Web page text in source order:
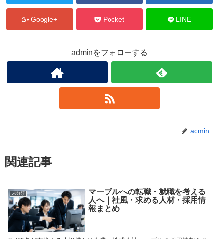
Google+ Pocket LINE
adminをフォローする
admin
関連記事
未分類
マーブルへの転職・就職を考える
人へ｜社風・求める人材・採用情
報まとめ